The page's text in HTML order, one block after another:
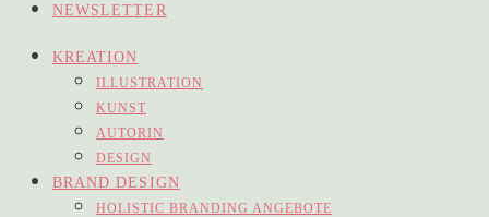
NEWSLETTER
KREATION
ILLUSTRATION
KUNST
AUTORIN
DESIGN
BRAND DESIGN
HOLISTIC BRANDING ANGEBOTE